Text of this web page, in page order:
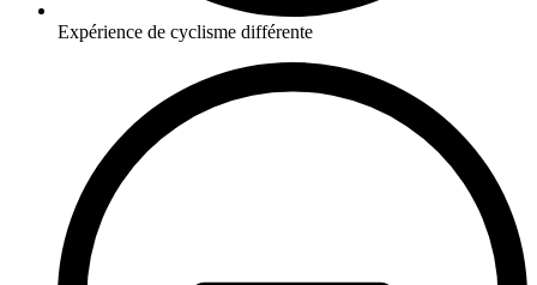
Expérience de cyclisme différente